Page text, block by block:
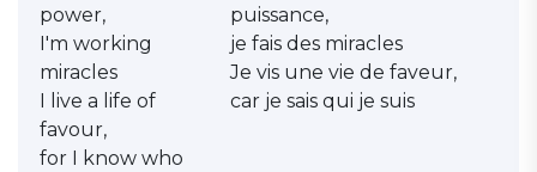
power,
I'm working
miracles
I live a life of
favour,
for I know who
puissance,
je fais des miracles
Je vis une vie de faveur,
car je sais qui je suis